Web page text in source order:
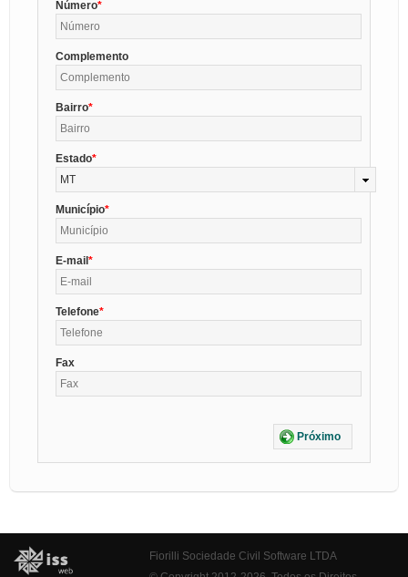
Número
Complemento
Bairro
Estado
MT
Município
E-mail
Telefone
Fax
Próximo
Fiorilli Sociedade Civil Software LTDA